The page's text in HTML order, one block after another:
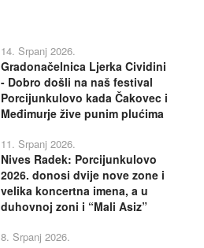
14. Srpanj 2026.
Gradonačelnica Ljerka Cividini
- Dobro došli na naš festival
Porcijunkulovo kada Čakovec i
Međimurje žive punim plućima
11. Srpanj 2026.
Nives Radek: Porcijunkulovo
2026. donosi dvije nove zone i
velika koncertna imena, a u
duhovnoj zoni i “Mali Asiz”
8. Srpanj 2026.